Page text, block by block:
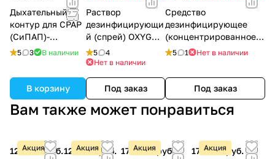
Дыхательный
контур для CPAP
(СиПАП)-
аппаратов, 1.8 м
5 3 В наличии
В корзину
Раствор
дезинфицирующи
й (спрей) OXYGEN
PLUS, 150 мл.
5
4
Нет в наличии
Под заказ
Средство
дезинфицирующее
(концентрированное)
OXYGEN PLUS, 150 мл.
5 1 Нет в наличии
Под заказ
Вам также может понравиться
Акция
125 800 руб. Акция
127 800 руб. Акция
170 900 руб. Акция
171 900 руб.